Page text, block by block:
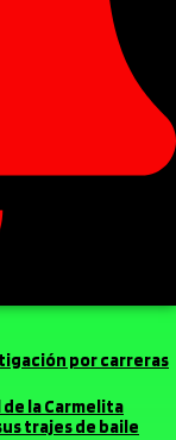
por carreras
la Carmelita
trajes de baile